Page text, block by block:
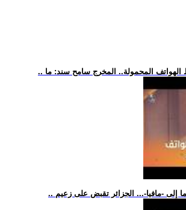
الهواتف المحمولة.. المخرج سامح سند: ما
إلى -مافيا-... الجزائر تقبض على زعيم